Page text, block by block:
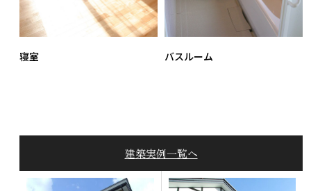
寝室 バスルーム
建築実例一覧へ